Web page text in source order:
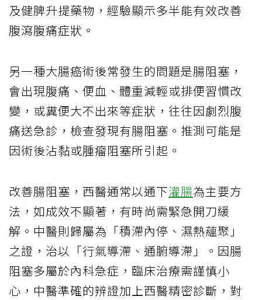
及健脾升提藥物，經驗顯示多半能有效改善
腹瀉腹痛症狀。
另一種大腸癌術後常發生的問題是腸阻塞，
會出現腹痛、便血、體重減輕或排便習慣改
變，或糞便大不出來等症狀，往往因劇烈腹
痛送急診，檢查發現有腸阻塞。推測可能是
因術後沾黏或腫瘤阻塞所引起。
改善腸阻塞，西醫通常以通下灌腸為主要方
法，如成效不顯著，有時尚需緊急開刀緩
解。中醫則歸屬為「積滯內停、濕熱蘊聚」
之證，治以「行氣導滯、通腑導滯」。因腸
阻塞多屬於內科急症，臨床治療需謹慎小
心，中醫準確的辨證加上西醫精密診斷，對